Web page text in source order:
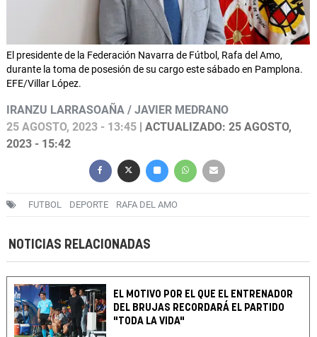
El presidente de la Federación Navarra de Fútbol, Rafa del Amo,
durante la toma de posesión de su cargo este sábado en Pamplona.
EFE/Villar López.
IRANZU LARRASOAÑA / JAVIER MEDRANO
25 AGOSTO, 2023 - 13:45 | ACTUALIZADO: 25 AGOSTO,
2023 - 15:42
FUTBOL DEPORTE RAFA DEL AMO
NOTICIAS RELACIONADAS
EL MOTIVO POR EL QUE EL ENTRENADOR
DEL BRUJAS RECORDARÁ EL PARTIDO
"TODA LA VIDA"